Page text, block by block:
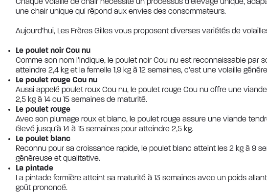
Chaque volaille de chair nécessite un processus d’élevage unique,
une chair unique qui répond aux envies des consommateurs.
Aujourd’hui, Les Frères Gilles vous proposent diverses variétés de
Le poulet noir Cou nu
Comme son nom l’indique, le poulet noir Cou nu est reconnaissable
atteindre 2,4 kg et la femelle 1,9 kg à 12 semaines, c’est une volaille
Le poulet rouge Cou nu
Aussi appelé poulet roux Cou nu, le poulet rouge Cou nu offre une
2,5 kg à 14 ou 15 semaines de maturité.
Le poulet rouge
Avec son plumage roux et blanc, le poulet rouge assure une viande
élevé jusqu’à 14 à 15 semaines pour atteindre 2,5 kg.
Le poulet blanc
Reconnu pour sa croissance rapide, le poulet blanc atteint les 2 kg à 9
généreuse et qualitative.
La pintade
La pintade fermière atteint sa maturité à 13 semaines avec un poids
goût prononcé.